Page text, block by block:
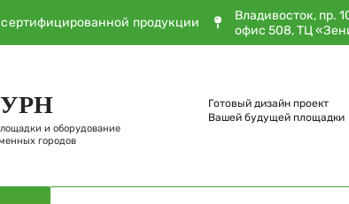
продукции
Владивосток, пр.
офис 508, ТЦ
и оборудование
городов
Готовый дизайн проект
Вашей будущей площадки